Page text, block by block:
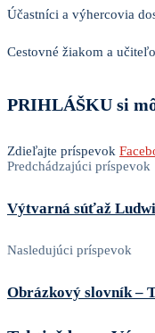
Účastníci a výhercovia
Cestovné žiakom a
PRIHLÁŠKU si
Zdieľajte príspevok
Predchádzajúci príspevok
Výtvarná súťaž
Nasledujúci príspevok
Obrázkový slovník –